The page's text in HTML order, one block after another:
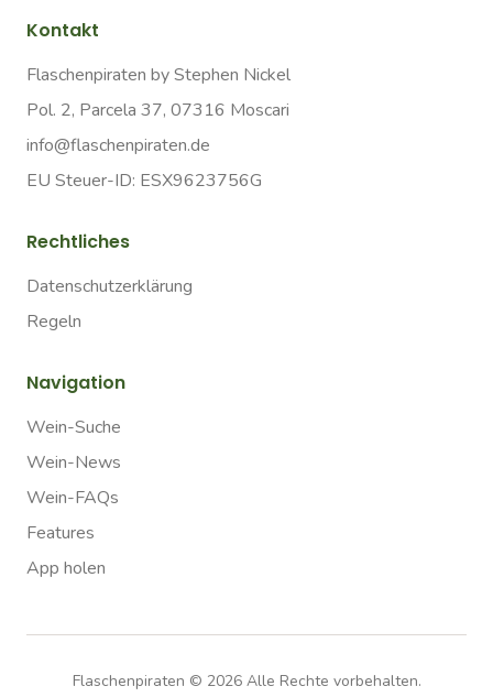
Kontakt
Flaschenpiraten by Stephen Nickel
Pol. 2, Parcela 37, 07316 Moscari
info@flaschenpiraten.de
EU Steuer-ID: ESX9623756G
Rechtliches
Datenschutzerklärung
Regeln
Navigation
Wein-Suche
Wein-News
Wein-FAQs
Features
App holen
Flaschenpiraten © 2026Alle Rechte vorbehalten.